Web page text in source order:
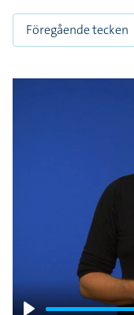
Föregående tecken